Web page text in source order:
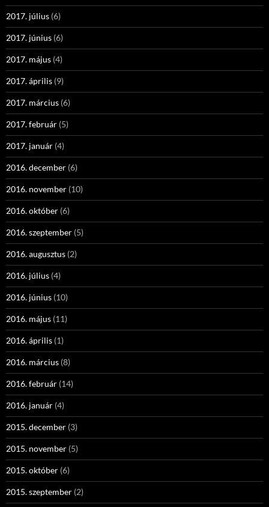
2017. július (6)
2017. június (6)
2017. május (4)
2017. április (9)
2017. március (6)
2017. február (5)
2017. január (4)
2016. december (6)
2016. november (10)
2016. október (6)
2016. szeptember (5)
2016. augusztus (2)
2016. július (4)
2016. június (10)
2016. május (11)
2016. április (1)
2016. március (8)
2016. február (14)
2016. január (4)
2015. december (3)
2015. november (5)
2015. október (6)
2015. szeptember (2)